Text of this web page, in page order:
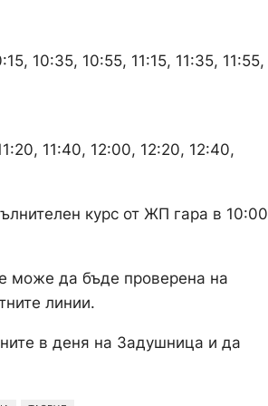
10:35, 10:55, 11:15, 11:35, 11:55,
11:40, 12:00, 12:20, 12:40,
курс от ЖП гара в 10:00
може да бъде проверена на
линии.
в деня на Задушница и да